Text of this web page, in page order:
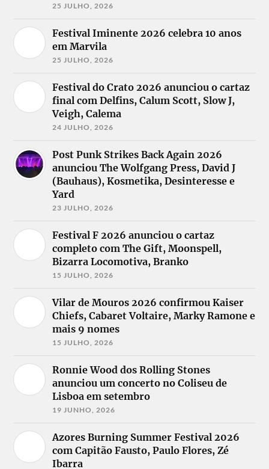
25 JULHO, 2026
Festival Iminente 2026 celebra 10 anos
em Marvila
25 JULHO, 2026
Festival do Crato 2026 anunciou o cartaz
final com Delfins, Calum Scott, Slow J,
Veigh, Calema
24 JULHO, 2026
Post Punk Strikes Back Again 2026
anunciou The Wolfgang Press, David J
(Bauhaus), Kosmetika, Desinteresse e
Yard
23 JULHO, 2026
Festival F 2026 anunciou o cartaz
completo com The Gift, Moonspell,
Bizarra Locomotiva, Branko
15 JULHO, 2026
Vilar de Mouros 2026 confirmou Kaiser
Chiefs, Cabaret Voltaire, Marky Ramone e
mais 9 nomes
15 JULHO, 2026
Ronnie Wood dos Rolling Stones
anunciou um concerto no Coliseu de
Lisboa em setembro
19 JUNHO, 2026
Azores Burning Summer Festival 2026
com Capitão Fausto, Paulo Flores, Zé
Ibarra